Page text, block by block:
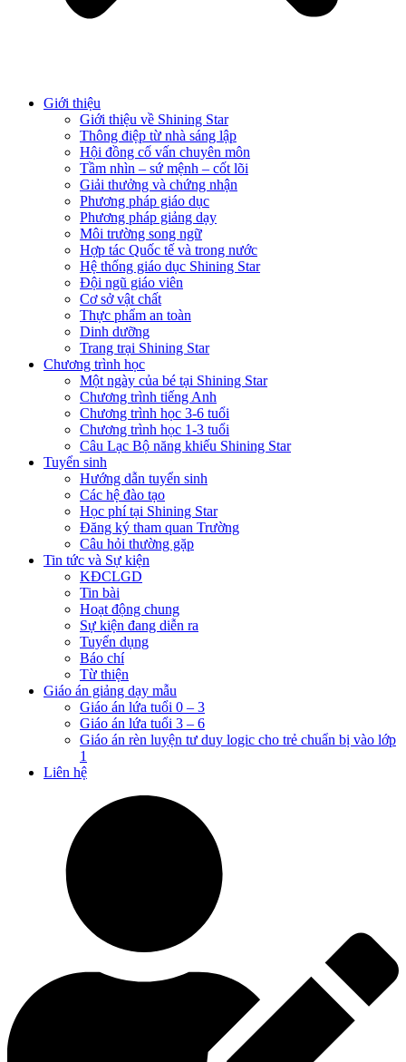
Giới thiệu
Giới thiệu về Shining Star
Thông điệp từ nhà sáng lập
Hội đồng cố vấn chuyên môn
Tầm nhìn – sứ mệnh – cốt lõi
Giải thưởng và chứng nhận
Phương pháp giáo dục
Phương pháp giảng dạy
Môi trường song ngữ
Hợp tác Quốc tế và trong nước
Hệ thống giáo dục Shining Star
Đội ngũ giáo viên
Cơ sở vật chất
Thực phẩm an toàn
Dinh dưỡng
Trang trại Shining Star
Chương trình học
Một ngày của bé tại Shining Star
Chương trình tiếng Anh
Chương trình học 3-6 tuổi
Chương trình học 1-3 tuổi
Câu Lạc Bộ năng khiếu Shining Star
Tuyển sinh
Hướng dẫn tuyển sinh
Các hệ đào tạo
Học phí tại Shining Star
Đăng ký tham quan Trường
Câu hỏi thường gặp
Tin tức và Sự kiện
KĐCLGD
Tin bài
Hoạt động chung
Sự kiện đang diễn ra
Tuyển dụng
Báo chí
Từ thiện
Giáo án giảng dạy mẫu
Giáo án lứa tuổi 0 – 3
Giáo án lứa tuổi 3 – 6
Giáo án rèn luyện tư duy logic cho trẻ chuẩn bị vào lớp
1
Liên hệ